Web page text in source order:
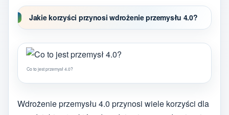
Jakie korzyści przynosi wdrożenie przemysłu 4.0?
Co to jest przemysł 4.0?
Wdrożenie przemysłu 4.0 przynosi wiele korzyści dla